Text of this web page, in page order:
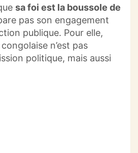
sa foi est la boussole de
pas son engagement
publique. Pour elle,
n’est pas
politique, mais aussi